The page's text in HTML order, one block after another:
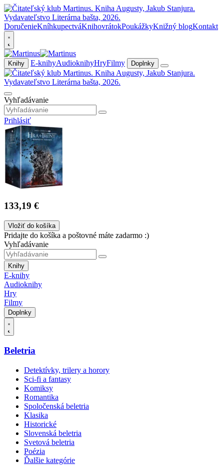
DoručenieKníhkupectváKnihovrátokPoukážkyKnižný blogKontakt
Knihy E-knihyAudioknihyHryFilmy Doplnky
Vyhľadávanie
Prihlásiť
133,19 €
Vložiť do košíka
Pridajte do košíka a poštovné máte zadarmo :)
Vyhľadávanie
Knihy
E-knihy
Audioknihy
Hry
Filmy
Doplnky
Beletria
Detektívky, trilery a horory
Sci-fi a fantasy
Komiksy
Romantika
Spoločenská beletria
Klasika
Historické
Slovenská beletria
Svetová beletria
Poézia
Ďalšie kategórie